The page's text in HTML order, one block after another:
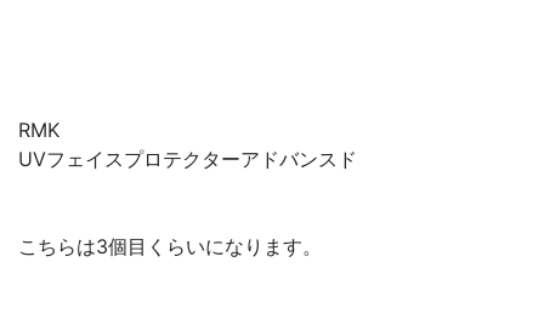
RMK
UVフェイスプロテクターアドバンスド
こちらは3個目くらいになります。